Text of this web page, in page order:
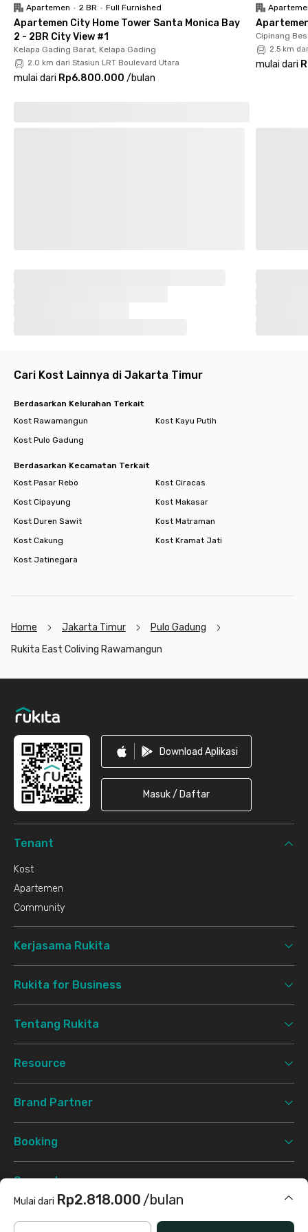
📍Tip Top Rawamangun – 7 menit
📍RS EMC Pulomas – 12 menit
📍RS Antam Medika – 7 menit
📍RSUP Persahabatan – 8 menit
✅Parking area
✅Laundry
Dengan fasilitas premium dan akses mudah ke berbagai
tempat penting, Rukita East Coliving Rawamangun adalah
pilihan ideal untuk kamu yang mengutamakan kenyamanan,
Apartemen • 2 BR • Full Furnished
Apartemen City Home Tower Santa Monica Bay
2 - 2BR City View #1
Kelapa Gading Barat, Kelapa Gading
2.0 km dari Stasiun LRT Boulevard Utara
mulai dari Rp6.800.000 /bulan
Cipinang
2.5 km
mulai dari
Mulai dari Rp2.818.000 /bulan
Cari Kost Lainnya di Jakarta Timur
Berdasarkan Kelurahan Terkait
Kost Rawamangun
Kost Kayu Putih
Kost Pulo Gadung
Berdasarkan Kecamatan Terkait
Kost Pasar Rebo
Kost Ciracas
Kost Cipayung
Kost Makasar
Kost Duren Sawit
Kost Matraman
Kost Cakung
Kost Kramat Jati
Kost Jatinegara
Home Jakarta Timur
Pulo Gadung
Rukita East Coliving Rawamangun
Download Aplikasi
Masuk / Daftar
Tenant
Kost
Apartemen
Community
Kerjasama Rukita
Rukita for Business
Tentang Rukita
Resource
Brand Partner
Booking
Support
Syarat & Ketentuan Kebijakan Privasi